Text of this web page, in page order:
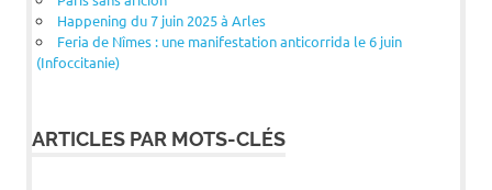
Happening du 7 juin 2025 à Arles
Feria de Nîmes : une manifestation anticorrida le 6 juin
(Infoccitanie)
ARTICLES PAR MOTS-CLÉS